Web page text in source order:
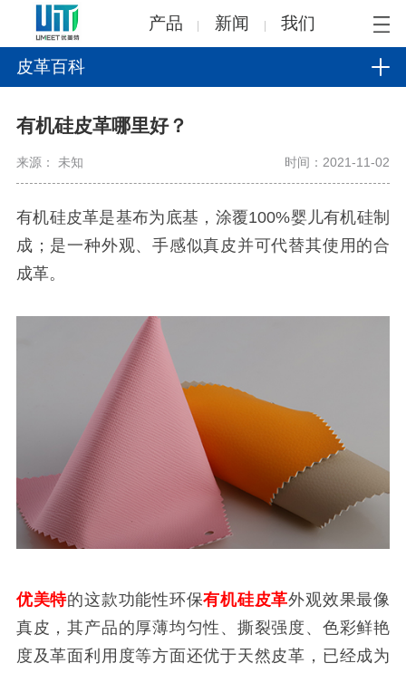
产品 新闻 我们
皮革百科
有机硅皮革哪里好？
来源： 未知 时间：2021-11-02
有机硅皮革是基布为底基，涂覆100%婴儿有机硅制
成；是一种外观、手感似真皮并可代替其使用的合
成革。
优美特的这款功能性环保有机硅皮革外观效果最像
真皮，其产品的厚薄均匀性、撕裂强度、色彩鲜艳
度及革面利用度等方面还优于天然皮革，已经成为